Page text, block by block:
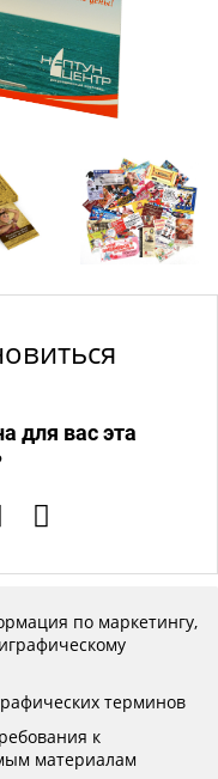
для вас эта
по маркетингу,
терминов
к
материалам